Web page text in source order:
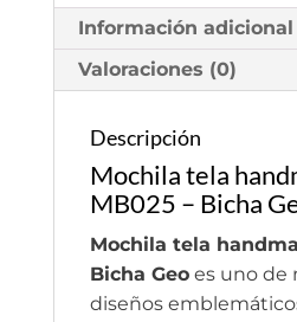
Información adicional
Valoraciones (0)
Descripción
Mochila tela
MB025 – Bicha
Mochila tela
Bicha Geoes uno de
diseños